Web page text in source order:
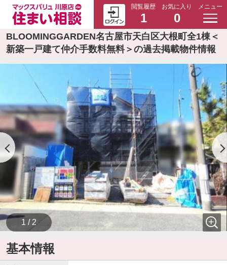
閲覧履歴
1
お気に入り
0
メニュー
BLOOMINGGARDEN名古屋市天白区大根町全1棟＜
新築一戸建て仲介手数料無料＞の過去掲載物件情報
1 / 2
基本情報